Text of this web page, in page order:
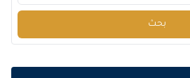
بحث